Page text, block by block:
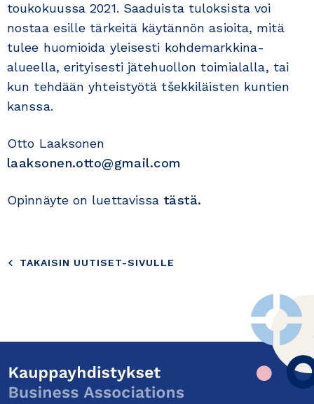
toukokuussa 2021. Saaduista tuloksista voi
nostaa esille tärkeitä käytännön asioita, mitä
tulee huomioida yleisesti kohdemarkkina-
alueella, erityisesti jätehuollon toimialalla, tai
kun tehdään yhteistyötä tšekkiläisten kuntien
kanssa.
Otto Laaksonen
laaksonen.otto@gmail.com
Opinnäyte on luettavissa tästä.
TAKAISIN UUTISET-SIVULLE